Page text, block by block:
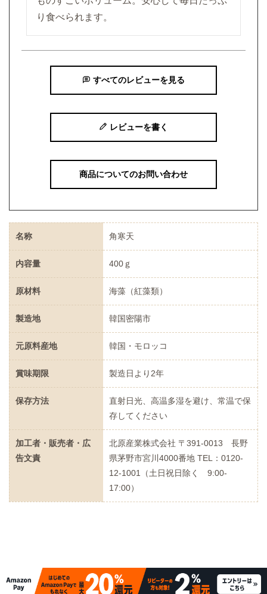
り食べられます。
すべてのレビューを見る
レビューを書く
商品についてのお問い合わせ
名称 角寒天
内容量 400ｇ
原材料 海藻（紅藻類）
製造地 韓国密陽市
元原料産地 韓国・モロッコ
賞味期限 製造日より2年
保存方法
直射日光、高温多湿を避け、常温で保
存してください
加工者・販売者・広
告文責
北原産業株式会社 〒391-0013 長野
県茅野市宮川4000番地 TEL：0120-
12-1001（土日祝日除く 9:00-
17:00）